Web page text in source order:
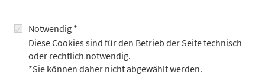
Notwendig *
Diese Cookies sind für den Betrieb der Seite technisch
oder rechtlich notwendig.
*Sie können daher nicht abgewählt werden.
Kann Wirtschaftswachstum auch „zu stark“
sein?
7.8.2026